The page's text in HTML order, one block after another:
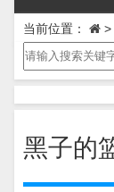
当前位置： >
黑子的